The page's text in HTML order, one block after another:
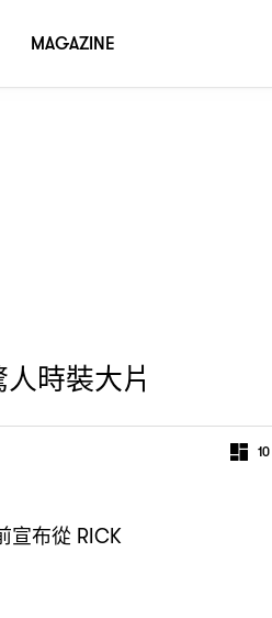
時裝大片
10
宣布從 RICK
MAGAZINE